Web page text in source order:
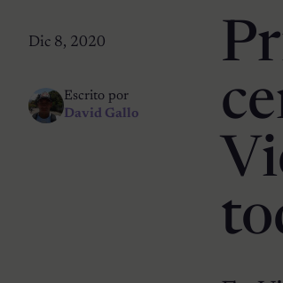
Dic 8, 2020
Escrito por
David Gallo